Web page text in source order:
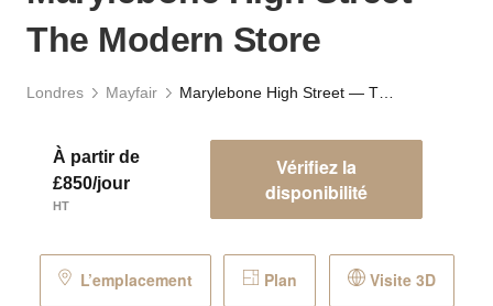
The Modern Store
Londres Mayfair
À partir de
£850/jour
HT
Vérifiez la
disponibilité
L’emplacement Plan Visite 3D